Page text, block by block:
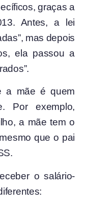
graças a
Antes, a lei
mas depois
ela passou a
a mãe é quem
Por exemplo,
a mãe tem o
que o pai
o salário-